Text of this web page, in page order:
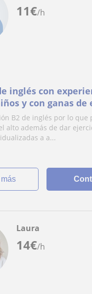
11€/h
inglés con
y con ganas de
de aprender.
B2 de inglés por lo que
alto además de dar
a a...
más
14€/h
Laura